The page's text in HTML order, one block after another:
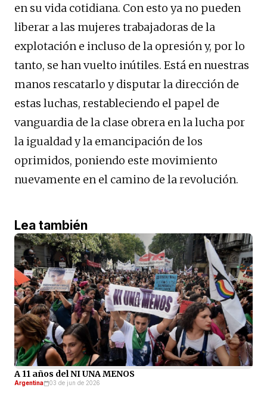
en su vida cotidiana. Con esto ya no pueden
liberar a las mujeres trabajadoras de la
explotación e incluso de la opresión y, por lo
tanto, se han vuelto inútiles. Está en nuestras
manos rescatarlo y disputar la dirección de
estas luchas, restableciendo el papel de
vanguardia de la clase obrera en la lucha por
la igualdad y la emancipación de los
oprimidos, poniendo este movimiento
nuevamente en el camino de la revolución.
Lea también
A 11 años del NI UNA MENOS
Argentina 03 de jun de 2026